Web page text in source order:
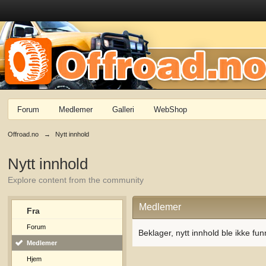
Forum Medlemer Galleri WebShop
Offroad.no → Nytt innhold
Nytt innhold
Explore content from the community
Fra
Forum
Medlemer
Hjem
Medlemer
Beklager, nytt innhold ble ikke